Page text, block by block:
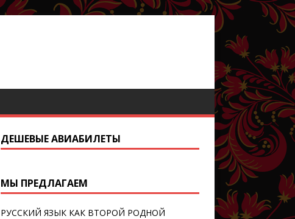
ДЕШЕВЫЕ АВИАБИЛЕТЫ
МЫ ПРЕДЛАГАЕМ
РУССКИЙ ЯЗЫК КАК ВТОРОЙ РОДНОЙ